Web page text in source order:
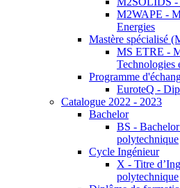
M2WAPE -
Energies
Mastère spécialisé
MS ETRE -
Technologies
Programme
EuroteQ -
Catalogue 2022 - 2023
Bachelor
BS -
polytechnique
Cycle Ingénieur
X - Titre
polytechnique